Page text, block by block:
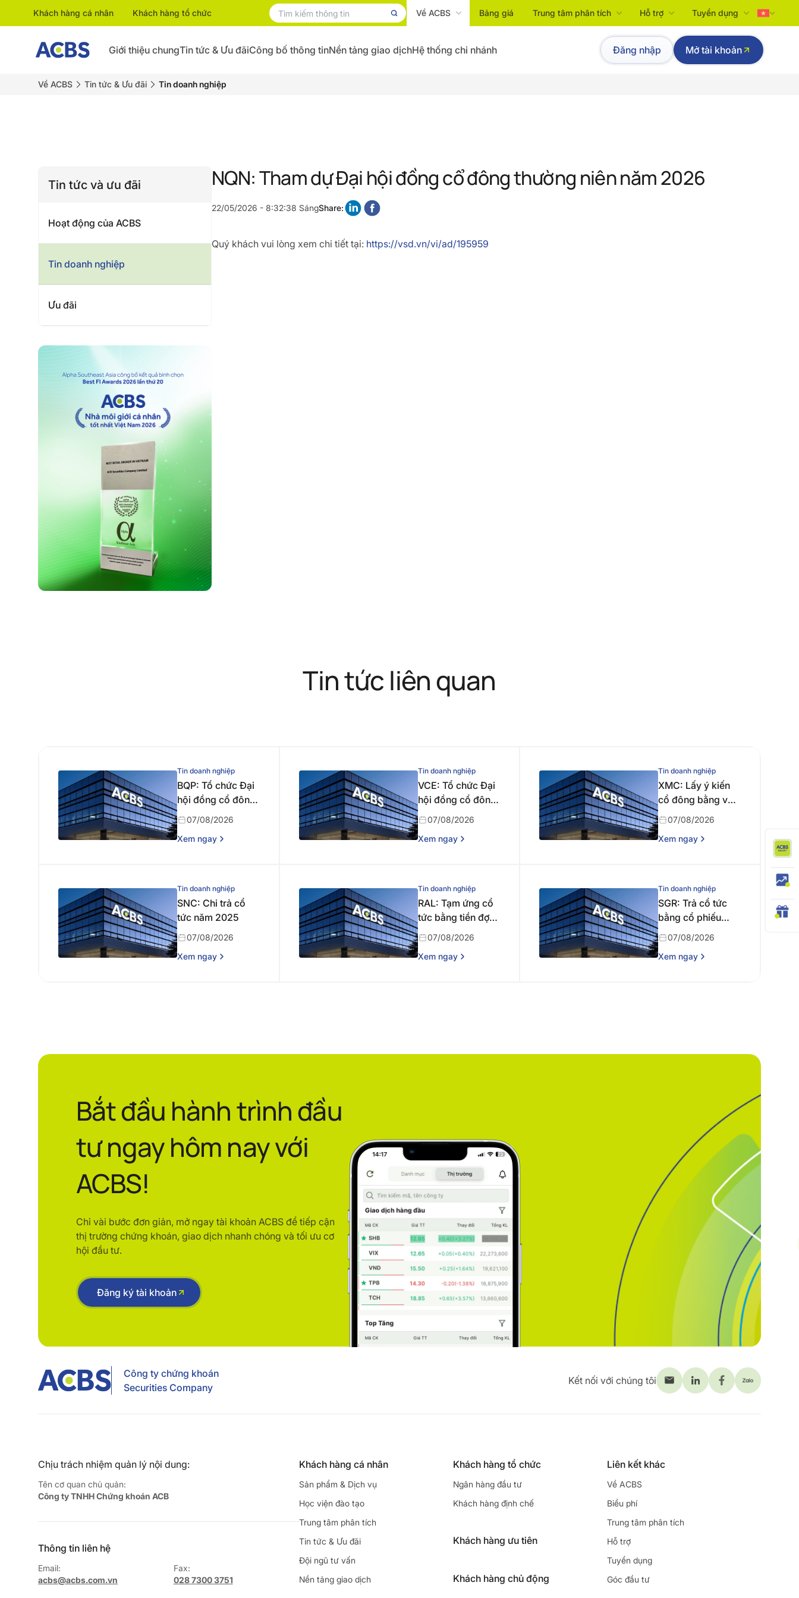
Khách hàng cá nhân Khách hàng tổ chức Về ACBS Bảng giá Trung tâm phân tích Hỗ trợ Tuyển dụng
Tiếng Việt
English
Giới thiệu chungTin tức & Ưu đãiCông bố thông tinNền tảng giao dịchHệ thống chi nhánh Đăng nhập Mở tài khoản
Về ACBS Tin tức & Ưu đãi Tin doanh nghiệp
Tin tức và ưu đãi
Hoạt động của ACBS
Tin doanh nghiệp
Ưu đãi
NQN: Tham dự Đại hội đồng cổ đông thường niên năm 2026
22/05/2026 - 8:32:38 SángShare:
Quý khách vui lòng xem chi tiết tại: https://vsd.vn/vi/ad/195959
Tin tức liên quan
Tin doanh nghiệp
BQP: Tổ chức Đại
hội đồng cổ đông
thường niên năm
2026
07/08/2026
Xem ngay
Tin doanh nghiệp
VCE: Tổ chức Đại
hội đồng cổ đông
bất thường năm
2026 lần thứ nhất
07/08/2026
Xem ngay
Tin doanh nghiệp
XMC: Lấy ý kiến
cổ đông bằng văn
bản07/08/2026
Xem ngay
Tin doanh nghiệp
SNC: Chi trả cổ
tức năm 2025
07/08/2026
Xem ngay
Tin doanh nghiệp
RAL: Tạm ứng cổ
tức bằng tiền đợt 1
năm 2026
07/08/2026
Xem ngay
Tin doanh nghiệp
SGR: Trả cổ tức
bằng cổ phiếu
năm 2024
07/08/2026
Xem ngay
Bắt đầu hành trình đầu
tư ngay hôm nay với
ACBS!
Chỉ vài bước đơn giản, mở ngay tài khoản ACBS để tiếp cận
thị trường chứng khoán, giao dịch nhanh chóng và tối ưu cơ
hội đầu tư.
Đăng ký tài khoản
Công ty chứng khoán
Securities Company
Kết nối với chúng tôi
Chịu trách nhiệm quản lý nội dung:
Tên cơ quan chủ quản:
Công ty TNHH Chứng khoán ACB
Thông tin liên hệ
Email:
acbs@acbs.com.vn
Fax:
028 7300 3751
Khách hàng cá nhân
Sản phẩm & Dịch vụ
Học viện đào tạo
Trung tâm phân tích
Tin tức & Ưu đãi
Đội ngũ tư vấn
Nền tảng giao dịch
Khách hàng tổ chức
Ngân hàng đầu tư
Khách hàng định chế
Khách hàng ưu tiên
Khách hàng chủ động
Liên kết khác
Về ACBS
Biểu phí
Trung tâm phân tích
Hỗ trợ
Tuyển dụng
Góc đầu tư